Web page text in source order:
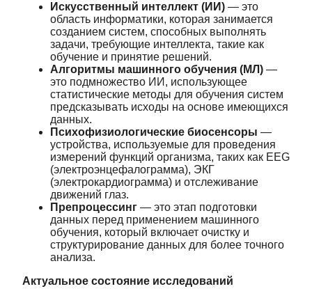
Искусственный интеллект (ИИ) — это
область информатики, которая занимается
созданием систем, способных выполнять
задачи, требующие интеллекта, такие как
обучение и принятие решений.
Алгоритмы машинного обучения (МЛ) —
это подмножество ИИ, использующее
статистические методы для обучения систем
предсказывать исходы на основе имеющихся
данных.
Психофизиологические биосенсоры —
устройства, используемые для проведения
измерений функций организма, таких как EEG
(электроэнцефалограмма), ЭКГ
(электрокардиограмма) и отслеживание
движений глаз.
Препроцессинг — это этап подготовки
данных перед применением машинного
обучения, который включает очистку и
структурирование данных для более точного
анализа.
Актуальное состояние исследований